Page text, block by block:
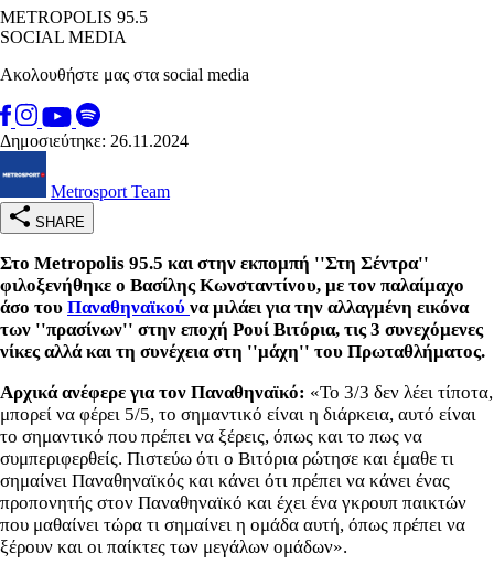
METROPOLIS 95.5
SOCIAL MEDIA
Ακολουθήστε μας στα social media
Δημοσιεύτηκε: 26.11.2024
Metrosport Team
SHARE
Στο Metropolis 95.5 και στην εκπομπή ''Στη Σέντρα''
φιλοξενήθηκε ο Βασίλης Κωνσταντίνου, με τον παλαίμαχο
άσο του Παναθηναϊκού να μιλάει για την αλλαγμένη εικόνα
των ''πρασίνων'' στην εποχή Ρουί Βιτόρια, τις 3 συνεχόμενες
νίκες αλλά και τη συνέχεια στη ''μάχη'' του Πρωταθλήματος.
Αρχικά ανέφερε για τον Παναθηναϊκό: «Το 3/3 δεν λέει τίποτα,
μπορεί να φέρει 5/5, το σημαντικό είναι η διάρκεια, αυτό είναι
το σημαντικό που πρέπει να ξέρεις, όπως και το πως να
συμπεριφερθείς. Πιστεύω ότι ο Βιτόρια ρώτησε και έμαθε τι
σημαίνει Παναθηναϊκός και κάνει ότι πρέπει να κάνει ένας
προπονητής στον Παναθηναϊκό και έχει ένα γκρουπ παικτών
που μαθαίνει τώρα τι σημαίνει η ομάδα αυτή, όπως πρέπει να
ξέρουν και οι παίκτες των μεγάλων ομάδων».